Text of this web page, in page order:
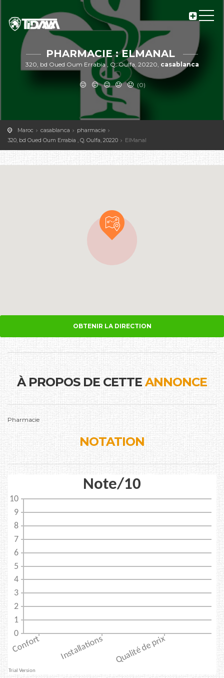
PHARMACIE : ELMANAL
320, bd Oued Oum Errabia , Q. Oulfa, 20220, casablanca
(0)
Maroc casablanca
pharmacie
320, bd Oued Oum Errabia , Q. Oulfa, 20220
ElManal
OBTENIR LA DIRECTION
À PROPOS DE CETTEANNONCE
Pharmacie
NOTATION